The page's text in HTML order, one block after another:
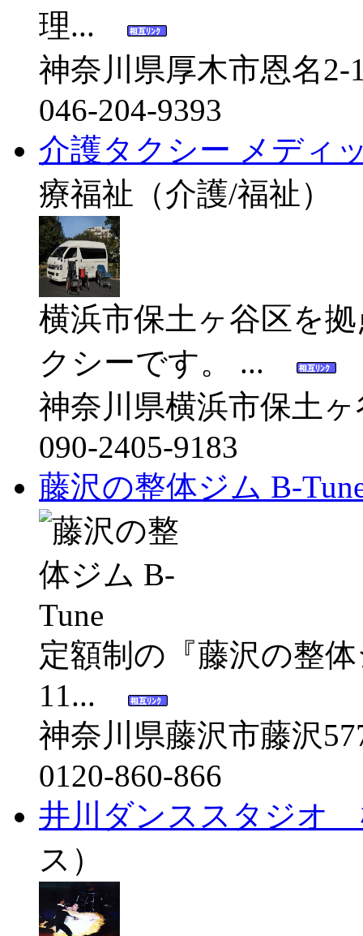
理...
神奈川県厚木市恩名2-
046-204-9393
介護タクシー メディ
療福祉（介護/福祉）
横浜市保土ヶ谷区を
クシーです。 ...
神奈川県横浜市保土
090-2405-9183
藤沢の整体ジム B-
定額制の『藤沢の整
11...
神奈川県藤沢市藤沢
0120-860-866
井川ダンススタジオ
ス）